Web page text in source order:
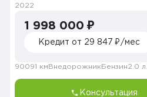
2022
1 998 000 ₽
Кредит от 29 847 ₽/мес
90091 км Внедорожник Бензин2.0 л.
Консультация